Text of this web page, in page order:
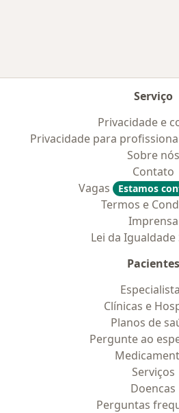
Serviço
Privacidade e
Privacidade para
Sobre nós
Contato
Vagas
Estamos
Termos e
Imprensa
Lei da Igualdade
Pacientes
Clínicas e
Planos de
Pergunte ao
Serviços
Doencas
Perguntas